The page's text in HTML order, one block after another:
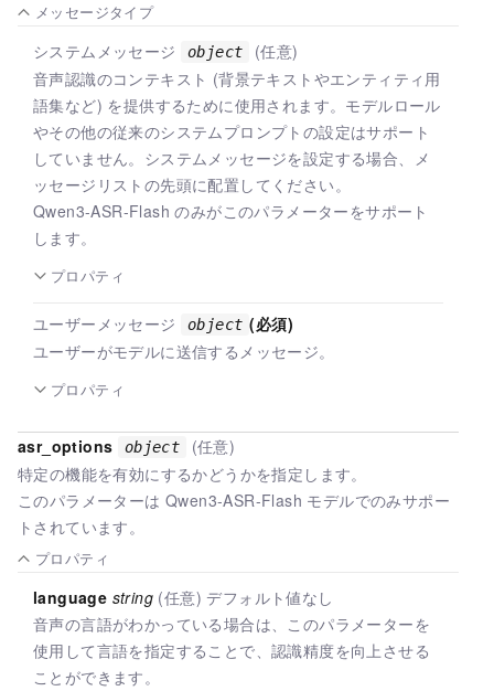
メッセージタイプ
システムメッセージ object
(任意)
音声認識のコンテキスト (背景テキストやエンティティ用
語集など) を提供するために使用されます。モデルロール
やその他の従来のシステムプロンプトの設定はサポート
していません。システムメッセージを設定する場合、メ
ッセージリストの先頭に配置してください。
Qwen3-ASR-Flash のみがこのパラメーターをサポート
します。
プロパティ
ユーザーメッセージ object (必須)
ユーザーがモデルに送信するメッセージ。
プロパティ
asr_options object
(任意)
特定の機能を有効にするかどうかを指定します。
このパラメーターは Qwen3-ASR-Flash モデルでのみサポー
トされています。
プロパティ
language string (任意) デフォルト値なし
音声の言語がわかっている場合は、このパラメーターを
使用して言語を指定することで、認識精度を向上させる
ことができます。